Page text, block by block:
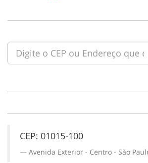
CEP: 01015-100
Avenida Exterior - Centro - São